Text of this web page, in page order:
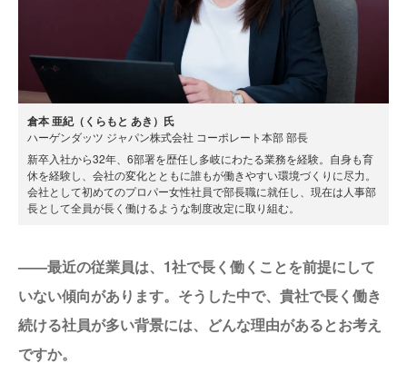
倉本 亜紀（くらもと あき）氏
ハーゲンダッツ ジャパン株式会社 コーポレート本部 部長
新卒入社から32年、6部署を歴任し多岐にわたる業務を経験。自身も育
休を経験し、会社の変化とともに誰もが働きやすい環境づくりに尽力。
会社として初めてのプロパー女性社員で部長職に就任し、現在は人事部
長として全員が長く働けるような制度改定に取り組む。
——最近の従業員は、1社で長く働くことを前提にして
いない傾向があります。そうした中で、貴社で長く働き
続ける社員が多い背景には、どんな理由があるとお考え
ですか。